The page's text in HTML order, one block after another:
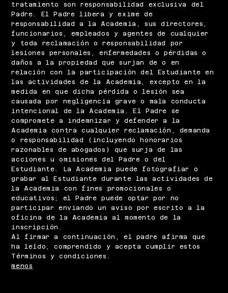
tratamiento son responsabilidad exclusiva del
Padre. El Padre libera y exime de
responsabilidad a la Academia, sus directores,
funcionarios, empleados y agentes de cualquier
y toda reclamación o responsabilidad por
lesiones personales, enfermedades o pérdidas o
daños a la propiedad que surjan de o en
relación con la participación del Estudiante en
las actividades de la Academia, excepto en la
medida en que dicha pérdida o lesión sea
causada por negligencia grave o mala conducta
intencional de la Academia. El Padre se
compromete a indemnizar y defender a la
Academia contra cualquier reclamación, demanda
o responsabilidad (incluyendo honorarios
razonables de abogados) que surja de las
acciones u omisiones del Padre o del
Estudiante. La Academia puede fotografiar o
grabar al Estudiante durante las actividades de
la Academia con fines promocionales o
educativos; el Padre puede optar por no
participar enviando un aviso por escrito a la
oficina de la Academia al momento de la
inscripción.
Al firmar a continuación, el padre afirma que
ha leído, comprendido y acepta cumplir estos
Términos y condiciones.
menos